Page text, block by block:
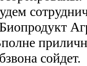
сойдет.